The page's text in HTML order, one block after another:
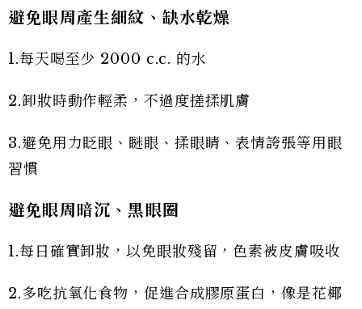
避免眼周產生細紋、缺水乾燥
1.每天喝至少 2000 c.c. 的水
2.卸妝時動作輕柔，不過度搓揉肌膚
3.避免用力眨眼、瞇眼、揉眼睛、表情誇張等用眼
習慣
避免眼周暗沉、黑眼圈
1.每日確實卸妝，以免眼妝殘留，色素被皮膚吸收
2.多吃抗氧化食物，促進合成膠原蛋白，像是花椰